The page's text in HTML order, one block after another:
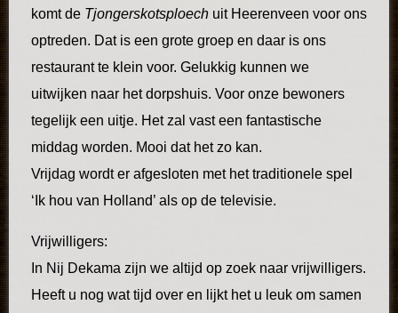
komt de Tjongerskotsploech uit Heerenveen voor ons
optreden. Dat is een grote groep en daar is ons
restaurant te klein voor. Gelukkig kunnen we
uitwijken naar het dorpshuis. Voor onze bewoners
tegelijk een uitje. Het zal vast een fantastische
middag worden. Mooi dat het zo kan.
Vrijdag wordt er afgesloten met het traditionele spel
‘Ik hou van Holland’ als op de televisie.
Vrijwilligers:
In Nij Dekama zijn we altijd op zoek naar vrijwilligers.
Heeft u nog wat tijd over en lijkt het u leuk om samen